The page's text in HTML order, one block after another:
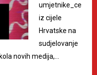
umjetnike_ce
iz cijele
Hrvatske na
sudjelovanje
novih medija,…